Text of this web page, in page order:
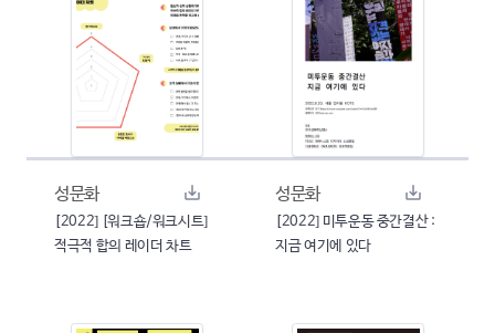
성문화
[2022] [워크숍/워크시트]
적극적 합의 레이더 차트
성문화
[2022] 미투운동 중간결산 :
지금 여기에 있다